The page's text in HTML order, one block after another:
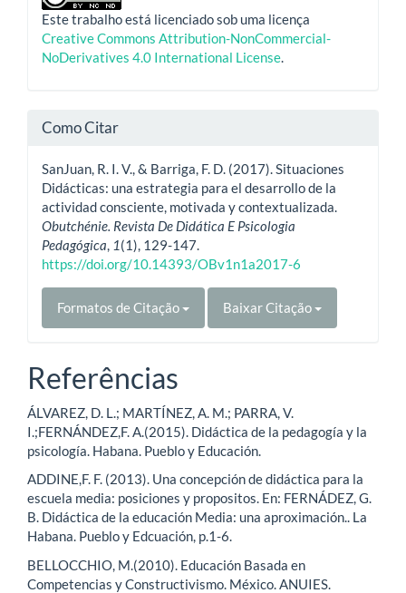
Este trabalho está licenciado sob uma licença
Creative Commons Attribution-NonCommercial-
NoDerivatives 4.0 International License
Como Citar
SanJuan, R. I. V., & Barriga, F. D. (2017). Situaciones
Didácticas: una estrategia para el desarrollo de la
actividad consciente, motivada y contextualizada.
Obutchénie. Revista De Didática E Psicologia
Pedagógica, 1(1), 129-147.
https://doi.org/10.14393/OBv1n1a2017-6
Formatos de Citação Baixar Citação
Referências
ÁLVAREZ, D. L.; MARTÍNEZ, A. M.; PARRA, V.
I.;FERNÁNDEZ,F. A.(2015). Didáctica de la pedagogía y la
psicología. Habana. Pueblo y Educación.
ADDINE,F. F. (2013). Una concepción de didáctica para la
escuela media: posiciones y propositos. En: FERNÁDEZ, G.
B. Didáctica de la educación Media: una aproximación.. La
Habana. Pueblo y Edcuación, p.1-6.
BELLOCCHIO, M.(2010). Educación Basada en
Competencias y Constructivismo. México. ANUIES.